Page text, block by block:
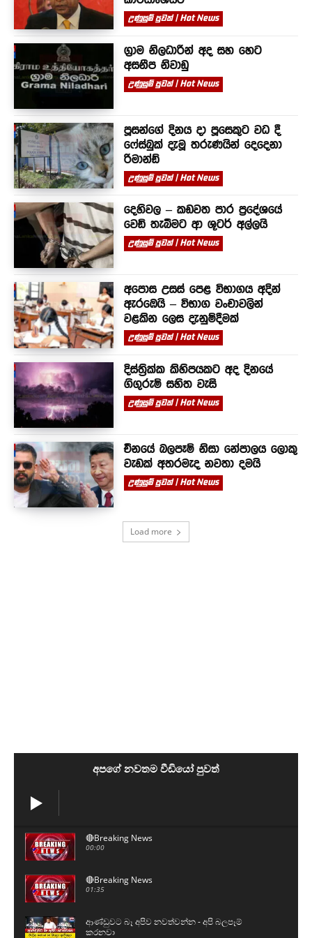
උණුසුම් පුවත් | Hot News
ග්‍රාම නිලධාරීන් අද සහ හෙට
අසනීප නිවාඩු
උණුසුම් පුවත් | Hot News
පූසන්ගේ දිනය දා පූසෙකුට වධ දී
ෆේස්බුක් දැමූ තරුණයින් දෙදෙනා
රිමාන්ඩ්
උණුසුම් පුවත් | Hot News
දෙහිවල – කඩවත පාර ප්‍රදේශයේ
වෙඩි තැබීමට ආ ශූටර් අල්ලයි
උණුසුම් පුවත් | Hot News
අපොස උසස් පෙළ විභාගය අදින්
ඇරඹෙයි – විභාග වංචාවලින්
වළකින ලෙස දැනුම්දීමක්
උණුසුම් පුවත් | Hot News
දිස්ත්‍රික්ක කිහිපයකට අද දිනයේ
ගිගුරුම් සහිත වැසි
උණුසුම් පුවත් | Hot News
චීනයේ බලපෑම් නිසා නේපාලය ලොකු
වැඩක් අතරමැද නවතා දමයි
උණුසුම් පුවත් | Hot News
Load more
අපගේ නවතම වීඩියෝ පුවත්
🔴Breaking News
00:00
🔴Breaking News
01:35
ආණ්ඩුවට බෑ අපිව නවත්වන්න - අපි බලපෑම්
කරනවා